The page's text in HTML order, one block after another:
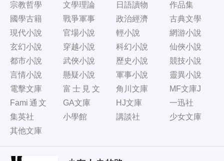
宗教哲學
文學理論 日語讀物
作品集
國學古籍
戰爭軍事 政治經濟
古典文學
現代小說
官場小說 輕小說
網游小說
玄幻小說
穿越小說 科幻小說
仙俠小說
都市小說
武俠小說 歷史小說
競技小說
言情小說
懸疑小說 軍事小說
靈異小說
電擊文庫
富士見文
庫
角川文庫
MF文庫J
Fami通文
庫
GA文庫 HJ文庫
一迅社
集英社
小學館 講談社
少女文庫
其他文庫